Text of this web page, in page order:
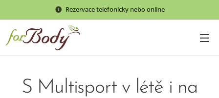
Rezervace telefonicky nebo online
S Multisport v létě i na